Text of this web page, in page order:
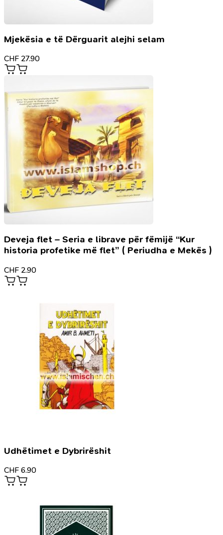
Mjekësia e të Dërguarit alejhi selam
CHF 27.90
Deveja flet – Seria e librave për fëmijë “Kur
historia profetike më flet” ( Periudha e Mekës )
CHF 2.90
Udhëtimet e Dybrirëshit
CHF 6.90